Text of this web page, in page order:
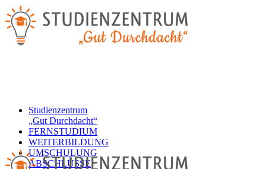
Studienzentrum
„Gut Durchdacht“
FERNSTUDIUM
WEITERBILDUNG
UMSCHULUNG
ABSCHLÜSSE